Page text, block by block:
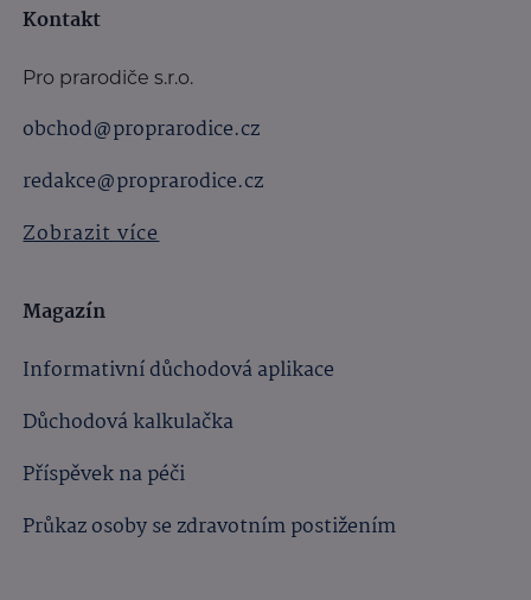
Kontakt
Pro prarodiče s.r.o.
obchod@proprarodice.cz
redakce@proprarodice.cz
Zobrazit více
Magazín
Informativní důchodová aplikace
Důchodová kalkulačka
Příspěvek na péči
Průkaz osoby se zdravotním postižením